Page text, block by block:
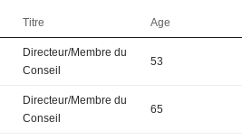
Titre Age
Directeur/Membre du
Conseil
53
Directeur/Membre du
Conseil
65